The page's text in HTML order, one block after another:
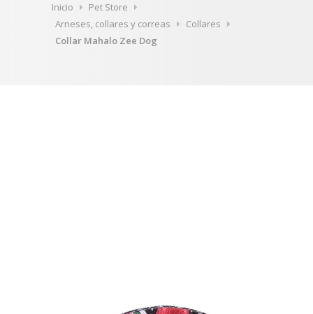
Inicio
Pet Store
Arneses, collares y correas
Collares
Collar Mahalo Zee Dog